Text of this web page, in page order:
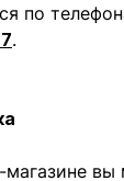
по
.